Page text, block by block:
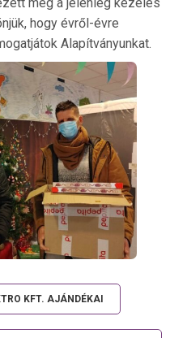
hogy évről-évre
Alapítványunkat.
KFT. AJÁNDÉKAI